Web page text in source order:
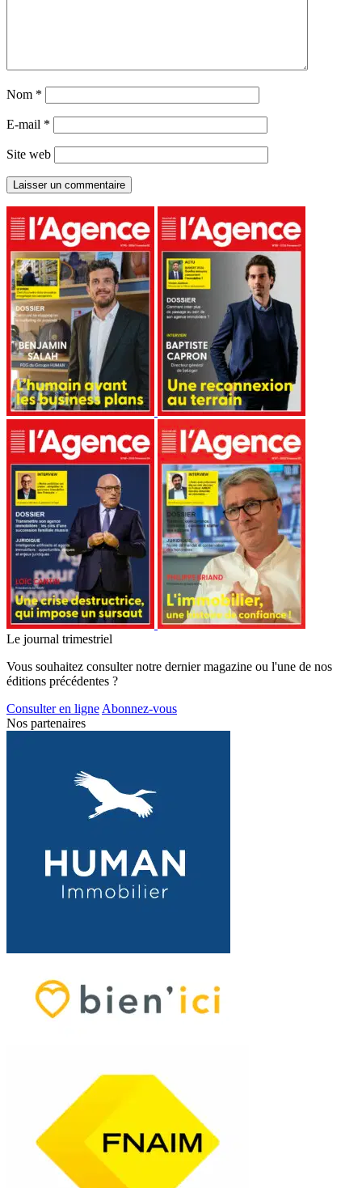
Nom *
E-mail *
Site web
Le journal trimestriel
Vous souhaitez consulter notre dernier magazine ou l'une de nos
éditions précédentes ?
Consulter en ligne Abonnez-vous
Nos partenaires